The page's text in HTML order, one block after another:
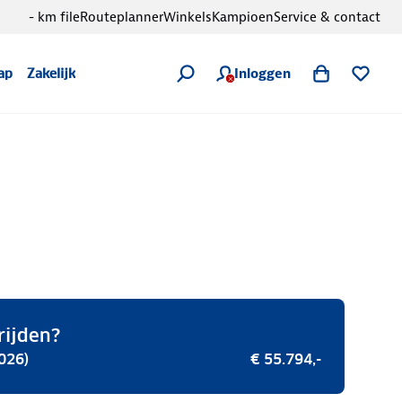
Zakelijk Inloggen
- km fileRouteplannerWinkelsKampioenService & contact
€ 55.794,-